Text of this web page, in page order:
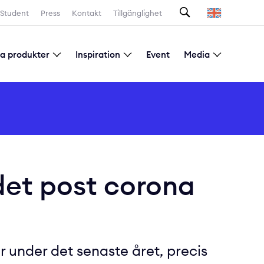
Student Press Kontakt Tillgänglighet
produkter Inspiration Event Media
post corona
under det senaste året, precis